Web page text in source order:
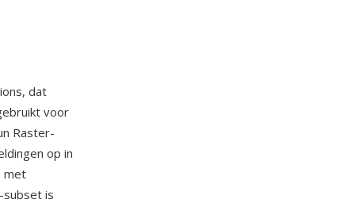
dat
voor
Raster-
op in
met
subset is